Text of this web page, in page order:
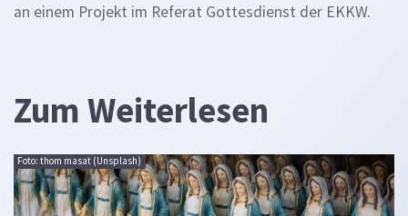
an einem Projekt im Referat Gottesdienst der EKKW.
Zum Weiterlesen
Foto: thom masat (Unsplash)